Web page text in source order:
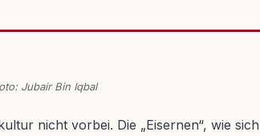
Jubair Bin Iqbal
nicht vorbei. Die „Eisernen“, wie